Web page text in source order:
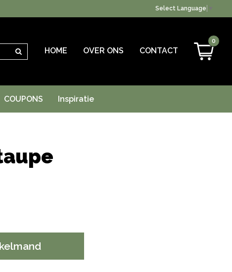
Select Language
Zoeken HOME OVER ONS CONTACT
0
COUPONS Inspiratie